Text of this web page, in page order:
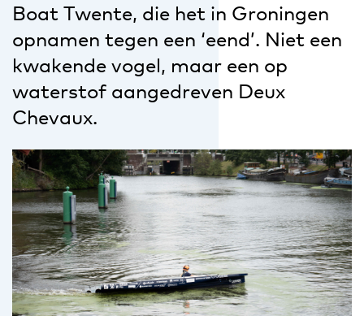
Boat Twente, die het in Groningen
opnamen tegen een ‘eend’. Niet een
kwakende vogel, maar een op
waterstof aangedreven Deux
Chevaux.